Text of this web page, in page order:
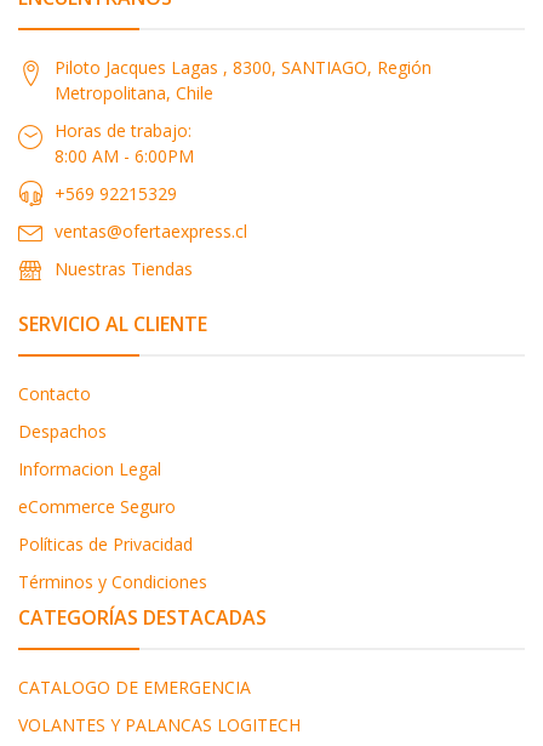
Piloto Jacques Lagas , 8300, SANTIAGO, Región
Metropolitana, Chile
Horas de trabajo:
8:00 AM - 6:00PM
+569 92215329
ventas@ofertaexpress.cl
Nuestras Tiendas
SERVICIO AL CLIENTE
Contacto
Despachos
Informacion Legal
eCommerce Seguro
Políticas de Privacidad
Términos y Condiciones
CATEGORÍAS DESTACADAS
CATALOGO DE EMERGENCIA
VOLANTES Y PALANCAS LOGITECH